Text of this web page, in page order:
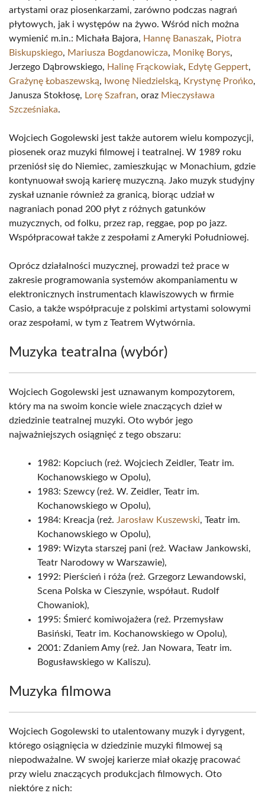
artystami oraz piosenkarzami, zarówno podczas nagrań
płytowych, jak i występów na żywo. Wśród nich można
wymienić m.in.: Michała Bajora, Hannę Banaszak, Piotra
Biskupskiego, Mariusza Bogdanowicza, Monikę Borys,
Jerzego Dąbrowskiego, Halinę Frąckowiak, Edytę Geppert,
Grażynę Łobaszewską, Iwonę Niedzielską, Krystynę Prońko,
Janusza Stokłosę, Lorę Szafran, oraz Mieczysława
Szcześniaka.
Wojciech Gogolewski jest także autorem wielu kompozycji,
piosenek oraz muzyki filmowej i teatralnej. W 1989 roku
przeniósł się do Niemiec, zamieszkując w Monachium, gdzie
kontynuował swoją karierę muzyczną. Jako muzyk studyjny
zyskał uznanie również za granicą, biorąc udział w
nagraniach ponad 200 płyt z różnych gatunków
muzycznych, od folku, przez rap, reggae, pop po jazz.
Współpracował także z zespołami z Ameryki Południowej.
Oprócz działalności muzycznej, prowadzi też prace w
zakresie programowania systemów akompaniamentu w
elektronicznych instrumentach klawiszowych w firmie
Casio, a także współpracuje z polskimi artystami solowymi
oraz zespołami, w tym z Teatrem Wytwórnia.
Muzyka teatralna (wybór)
Wojciech Gogolewski jest uznawanym kompozytorem,
który ma na swoim koncie wiele znaczących dzieł w
dziedzinie teatralnej muzyki. Oto wybór jego
najważniejszych osiągnięć z tego obszaru:
1982: Kopciuch (reż. Wojciech Zeidler, Teatr im.
Kochanowskiego w Opolu),
1983: Szewcy (reż. W. Zeidler, Teatr im.
Kochanowskiego w Opolu),
1984: Kreacja (reż. Jarosław Kuszewski, Teatr im.
Kochanowskiego w Opolu),
1989: Wizyta starszej pani (reż. Wacław Jankowski,
Teatr Narodowy w Warszawie),
1992: Pierścień i róża (reż. Grzegorz Lewandowski,
Scena Polska w Cieszynie, współaut. Rudolf
Chowaniok),
1995: Śmierć komiwojażera (reż. Przemysław
Basiński, Teatr im. Kochanowskiego w Opolu),
2001: Zdaniem Amy (reż. Jan Nowara, Teatr im.
Bogusławskiego w Kaliszu).
Muzyka filmowa
Wojciech Gogolewski to utalentowany muzyk i dyrygent,
którego osiągnięcia w dziedzinie muzyki filmowej są
niepodważalne. W swojej karierze miał okazję pracować
przy wielu znaczących produkcjach filmowych. Oto
niektóre z nich: